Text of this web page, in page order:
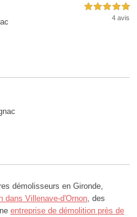
5,0 étoiles sur 5
4 avis
démolisseurs en Gironde,
dans Villenave-d'Ornon, des
entreprise de démolition près de